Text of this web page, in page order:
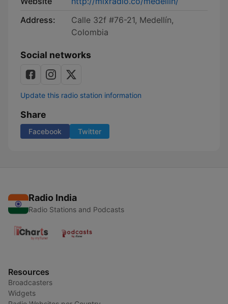
Address:
Calle 32f #76-21, Medellín,
Colombia
Social networks
Update this radio station information
Share
Facebook Twitter
Radio India
Radio Stations and Podcasts
Resources
Broadcasters
Widgets